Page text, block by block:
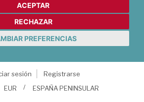
ACEPTAR
RECHAZAR
PREFERENCIAS
sesión
Registrarse
EUR ESPAÑA PENINSULAR